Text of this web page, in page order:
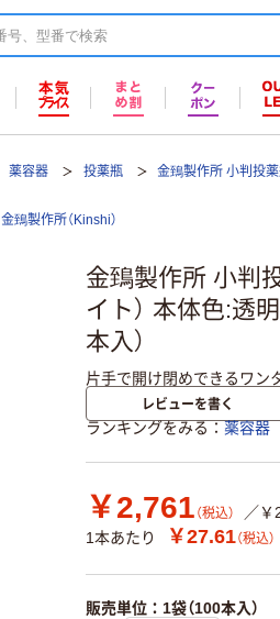
薬容器 投薬瓶 金鵄製作所 小判投
金鵄製作所（Kinshi）
金鵄製作所 小判
イト） 本体色:透
本入）
片手で開け閉めできるワン
レビューを書く
ランキングをみる 薬容器
￥2,761 （税込）
／￥
1本あたり
￥27.61（税込）
販売単位：1袋（100本入）